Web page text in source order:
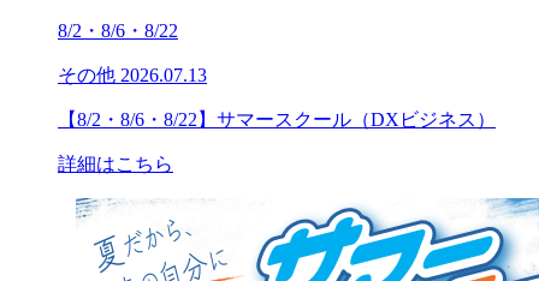
8/2・8/6・8/22
その他 2026.07.13
【8/2・8/6・8/22】サマースクール（DXビジネス）
詳細はこちら